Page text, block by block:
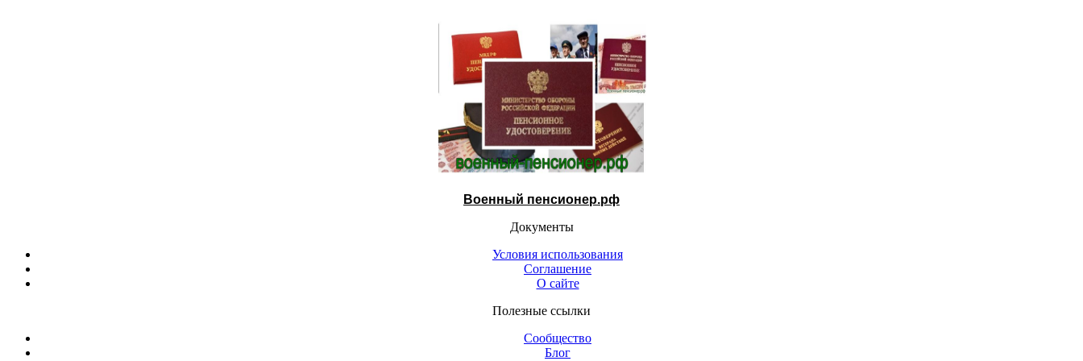
Военный пенсионер.рф
Документы
Условия использования
Соглашение
О сайте
Полезные ссылки
Сообщество
Блог